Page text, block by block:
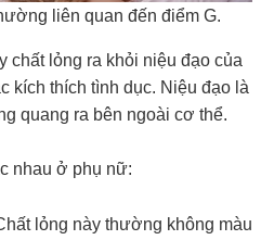
liên quan đến điểm G.
chất lỏng ra khỏi niệu đạo của
kích thích tình dục. Niệu đạo là
quang ra bên ngoài cơ thể.
nhau ở phụ nữ:
lỏng này thường không màu